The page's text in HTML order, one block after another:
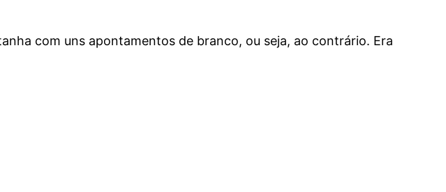
com uns apontamentos de branco, ou seja, ao contrário. Era